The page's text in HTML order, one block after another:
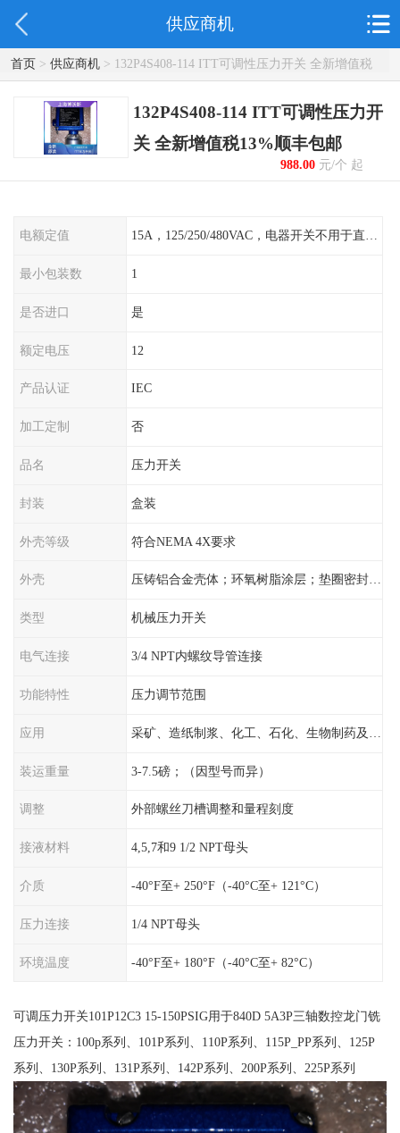
供应商机
首页> 供应商机> 132P4S408-114 ITT可调性压力开关 全新增值税
13%顺丰包邮
132P4S408-114 ITT可调性压力开
关 全新增值税13%顺丰包邮
988.00元/个 起
电额定值
最小包装数 1
是否进口 是
额定电压 12
产品认证 IEC
加工定制 否
品名 压力开关
封装 盒装
外壳等级 符合NEMA 4X要求
外壳 压铸铝合金壳体；环氧树脂涂层；垫圈密封；卡紧螺丝
类型 机械压力开关
电气连接 3/4 NPT内螺纹导管连接
功能特性 压力调节范围
应用
装运重量 3-7.5磅；（因型号而异）
调整 外部螺丝刀槽调整和量程刻度
接液材料 4,5,7和9 1/2 NPT母头
介质 -40°F至+ 250°F（-40°C至+ 121°C）
压力连接 1/4 NPT母头
环境温度 -40°F至+ 180°F（-40°C至+ 82°C）
可调压力开关101P12C3 15-150PSIG用于840D 5A3P三轴数控龙门铣
压力开关：100p系列、101P系列、110P系列、115P_PP系列、125P
系列、130P系列、131P系列、142P系列、200P系列、225P系列